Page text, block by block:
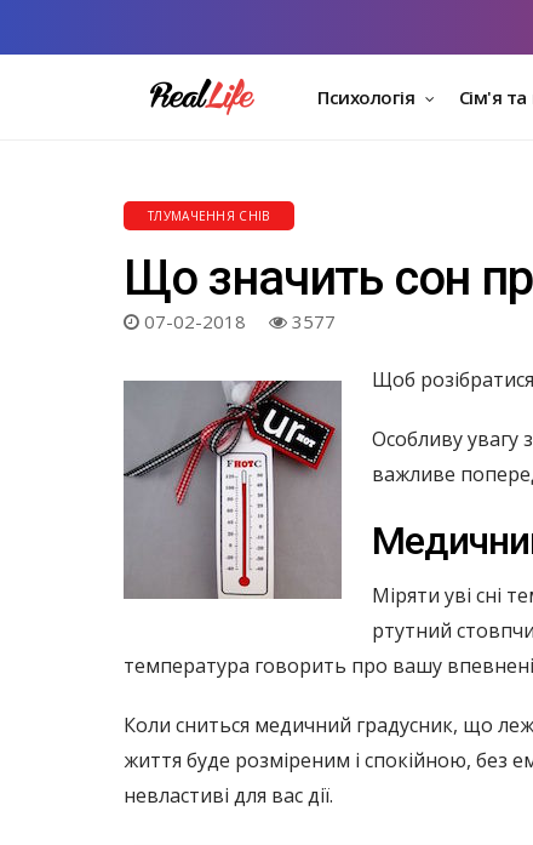
Психологія Сім'я
ТЛУМАЧЕННЯ СНІВ
Що значить сон
07-02-2018 3577
Щоб
Особливу увагу
важливе
Міряти уві сні
ртутний
температура говорить про вашу
Коли сниться медичний градусник, що
життя буде розміреним і спокійною, без
невластиві для вас дії.